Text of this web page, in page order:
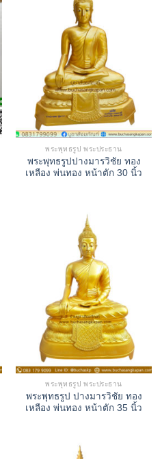
พระพุทธรูป พระประธาน
พระพุทธรูปปางมารวิชัย ทอง
เหลือง พ่นทอง หน้าตัก 30 นิ้ว
พระพุทธรูป พระประธาน
พระพุทธรูป ปางมารวิชัย ทอง
เหลือง พ่นทอง หน้าตัก 35 นิ้ว